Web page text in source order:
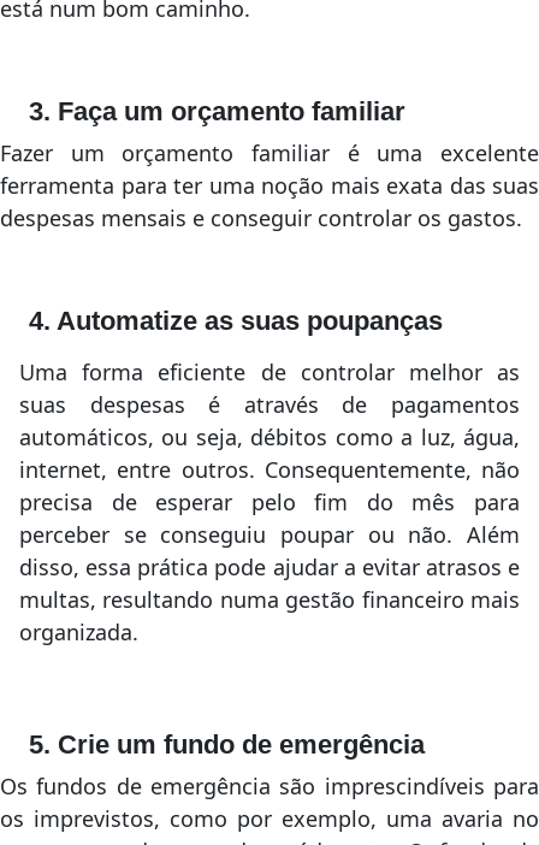
está num bom caminho.
3. Faça um orçamento familiar
Fazer um orçamento familiar é uma excelente
ferramenta para ter uma noção mais exata das suas
despesas mensais e conseguir controlar os gastos.
4. Automatize as suas poupanças
Uma forma eficiente de controlar melhor as
suas despesas é através de pagamentos
automáticos, ou seja, débitos como a luz, água,
internet, entre outros. Consequentemente, não
precisa de esperar pelo fim do mês para
perceber se conseguiu poupar ou não. Além
disso, essa prática pode ajudar a evitar atrasos e
multas, resultando numa gestão financeiro mais
organizada.
5. Crie um fundo de emergência
Os fundos de emergência são imprescindíveis para
os imprevistos, como por exemplo, uma avaria no